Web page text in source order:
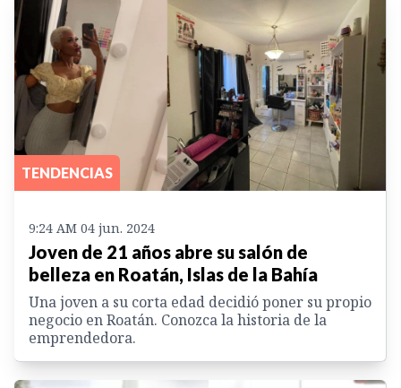
TENDENCIAS
9:24 AM 04 jun. 2024
Joven de 21 años abre su salón de
belleza en Roatán, Islas de la Bahía
Una joven a su corta edad decidió poner su propio
negocio en Roatán. Conozca la historia de la
emprendedora.